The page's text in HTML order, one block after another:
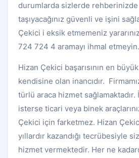
durumlarda sizlerde rehberinizde
taşıyacağınız güvenli ve işini
Çekici i eksik etmemeniz
724 724 4 aramayı ihmal etmeyin.
Hizan Çekici başarısının en
kendisine olan inancıdır.
türlü araca hizmet sağlamaktadır.
isterse ticari veya binek
Çekici için farketmez. Hizan
yıllardır kazandığı tecrübesiyle
hizmet vermektedir. Her ne